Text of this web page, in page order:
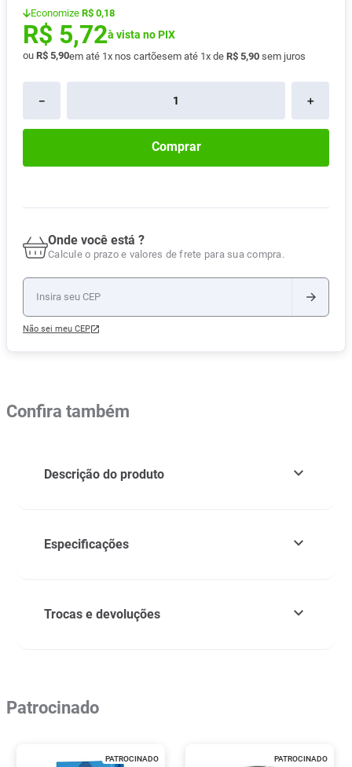
Economize R$ 0,18
R$ 5,72à vista no PIX
ou R$ 5,90em até 1x nos cartõesem até 1x de R$ 5,90 sem juros
＋
－
Comprar
Onde você está ?
Calcule o prazo e valores de frete para sua compra.
Não sei meu CEP
Confira também
Descrição do produto
Especificações
Trocas e devoluções
Patrocinado
PATROCINADO PATROCINADO
8º Pampers Confort Sec
9 Vitamina D
10º Soro Fisiológico